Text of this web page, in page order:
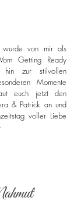
wurde von mir als
Getting Ready
zur stilvollen
Momente
euch jetzt den
& Patrick an und
voller Liebe